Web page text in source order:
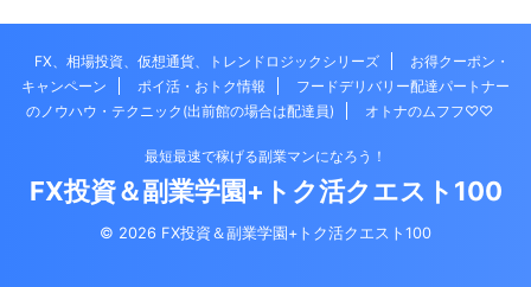
FX、相場投資、仮想通貨、トレンドロジックシリーズ
お得クーポン・
キャンペーン
ポイ活・おトク情報
フードデリバリー配達パートナー
のノウハウ・テクニック(出前館の場合は配達員)
オトナのムフフ♡♡
最短最速で稼げる副業マンになろう！
FX投資＆副業学園+トク活クエスト100
© 2026 FX投資＆副業学園+トク活クエスト100